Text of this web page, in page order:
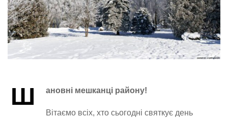
Ш ановні мешканці району!
Вітаємо всіх, хто сьогодні святкує день